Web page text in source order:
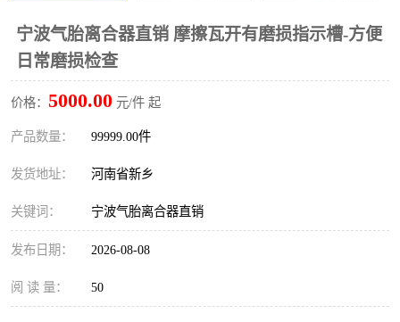
宁波气胎离合器直销 摩擦瓦开有磨损指示槽-方便
日常磨损检查
价格： 5000.00 元/件 起
产品数量： 99999.00件
发货地址： 河南省新乡
关键词： 宁波气胎离合器直销
发布日期： 2026-08-08
阅 读 量： 50